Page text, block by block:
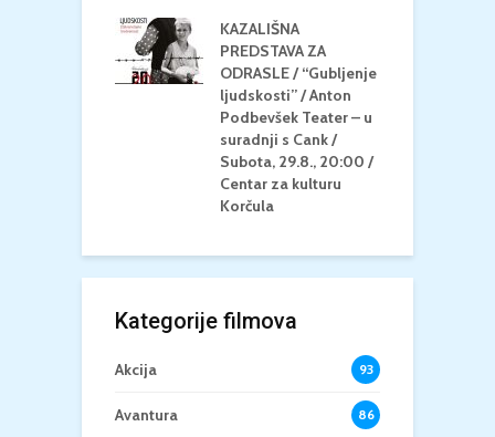
KAZALIŠNA
PREDSTAVA ZA
ODRASLE / “Gubljenje
ljudskosti” / Anton
Podbevšek Teater – u
suradnji s Cank /
Subota, 29.8., 20:00 /
Centar za kulturu
Korčula
Kategorije filmova
Akcija 93
Avantura 86